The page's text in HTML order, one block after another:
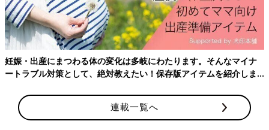
夜明け前、薄暗いなか気球に乗り、サバンナの日の出を見まし
た。
朝焼けの大地にはシマウマや象の群れ、カバの親子など、涙が出
るほどの絶景でした。
地上に降りたら、キリンの群れを見ながらモーニング。
もうあんな贅沢な朝はないでしょう」
「カナダで見たオーロラです。
最終日の３日目、現地の人も驚く強いオーロラが出ました。
妊娠・出産にまつわる体の変化は多岐にわたります。そんなマイナ
ートラブル対策として、絶対教えたい！保存版アイテムを紹介しま
連載一覧へ